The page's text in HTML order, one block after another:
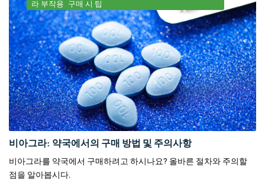
라 부작용 구매 시 팁
비아그라: 약국에서의 구매 방법 및 주의사항
비아그라를 약국에서 구매하려고 하시나요? 올바른 절차와 주의할
점을 알아봅시다.